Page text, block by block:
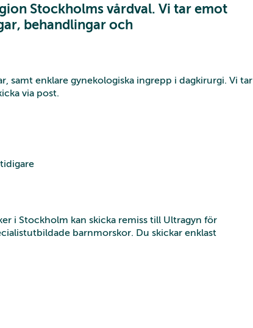
Stockholms vårdval. Vi tar emot
behandlingar och
samt enklare gynekologiska ingrepp i dagkirurgi. Vi tar
via post.
i Stockholm kan skicka remiss till Ultragyn för
barnmorskor. Du skickar enklast